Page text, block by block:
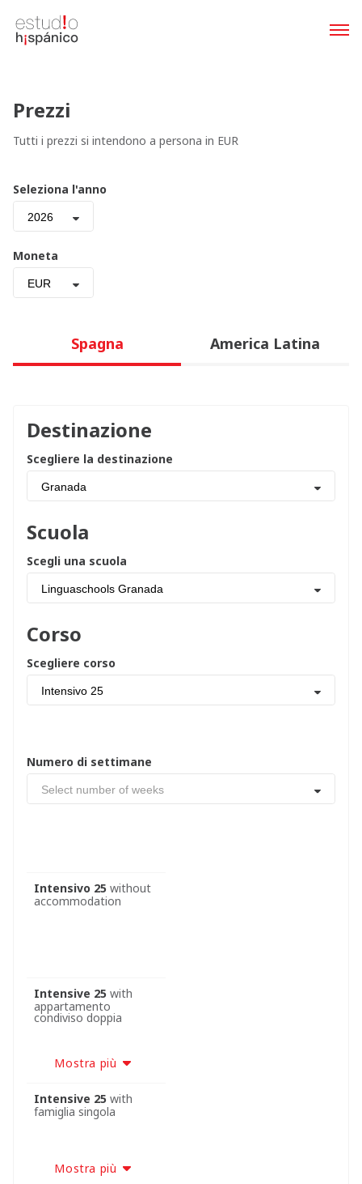
Prezzi
Tutti i prezzi si intendono a persona in EUR
Seleziona l'anno
2026
Moneta
EUR
Spagna America Latina
Destinazione
Scegliere la destinazione
Granada
Scuola
Scegli una scuola
Linguaschools Granada
Corso
Scegliere corso
Intensivo 25
Numero di settimane
Select number of weeks
Intensivo 25without
accommodation
Intensive 25with
appartamento
condiviso doppia
Mostra più
Intensive 25with
famiglia singola
Mostra più